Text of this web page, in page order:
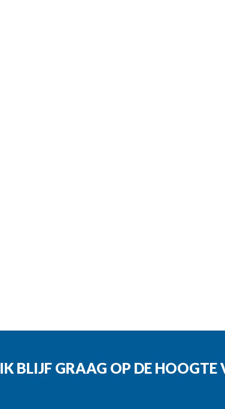
IK BLIJF GRAAG OP DE